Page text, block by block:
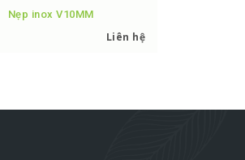
Nẹp inox V10MM
Liên hệ